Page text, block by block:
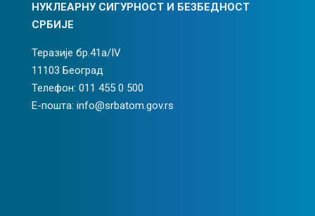
НУКЛЕАРНУ СИГУРНОСТ И БЕЗБЕДНОСТ
СРБИЈЕ
Теразије бр.41а/IV
11103 Београд
Телефон: 011 455 0 500
Е-пошта: info@srbatom.gov.rs